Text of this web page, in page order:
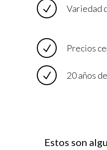
Variedad
Precios
20 años
Estos son